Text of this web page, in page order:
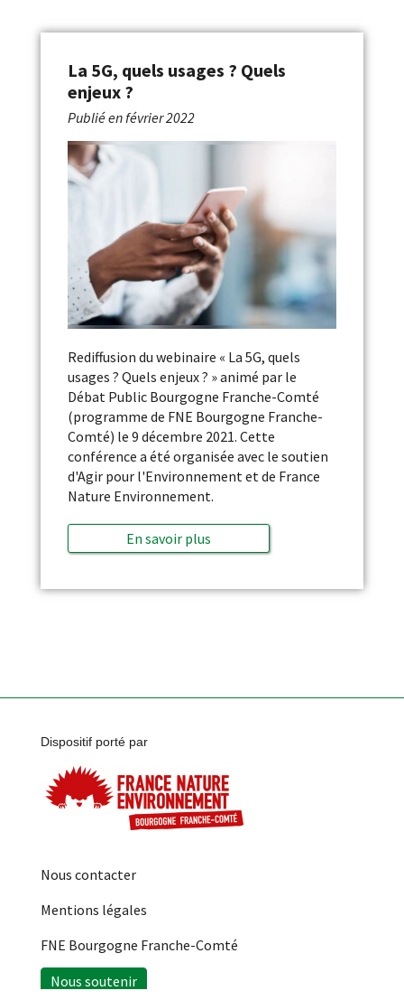
La 5G, quels usages ? Quels
enjeux ?
Publié enfévrier 2022
Rediffusion du webinaire « La 5G, quels
usages ? Quels enjeux ? » animé par le
Débat Public Bourgogne Franche-Comté
(programme de FNE Bourgogne Franche-
Comté) le 9 décembre 2021. Cette
conférence a été organisée avec le soutien
d'Agir pour l'Environnement et de France
Nature Environnement.
En savoir plus
Dispositif porté par
Nous contacter
Mentions légales
FNE Bourgogne Franche-Comté
Nous soutenir